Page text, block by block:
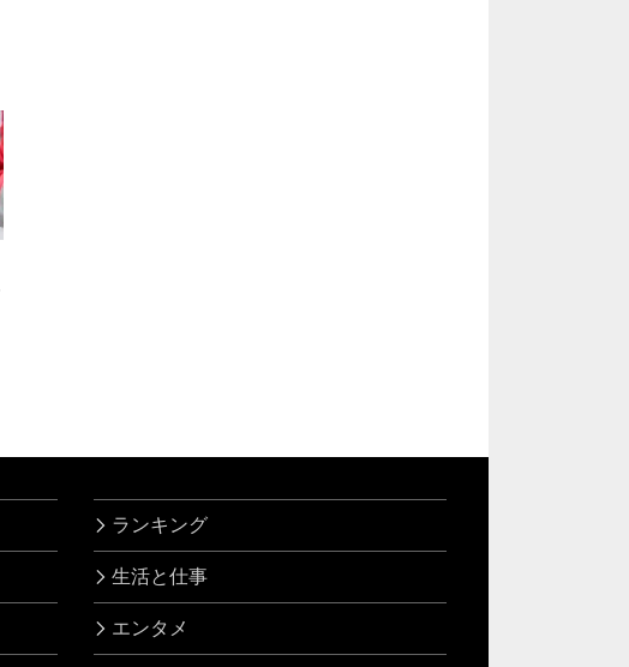
ランキング
生活と仕事
エンタメ